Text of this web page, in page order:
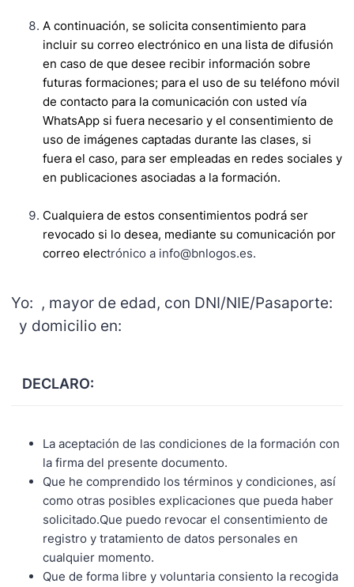
A continuación, se solicita consentimiento para
incluir su correo electrónico en una lista de difusión
en caso de que desee recibir información sobre
futuras formaciones; para el uso de su teléfono móvil
de contacto para la comunicación con usted vía
WhatsApp si fuera necesario y el consentimiento de
uso de imágenes captadas durante las clases, si
fuera el caso, para ser empleadas en redes sociales y
en publicaciones asociadas a la formación.
Cualquiera de estos consentimientos podrá ser
revocado si lo desea, mediante su comunicación por
correo electrónico a info@bnlogos.es.
Yo: , mayor de edad, con DNI/NIE/Pasaporte:
y domicilio en:
DECLARO:
La aceptación de las condiciones de la formación con
la firma del presente documento.
Que he comprendido los términos y condiciones, así
como otras posibles explicaciones que pueda haber
solicitado.Que puedo revocar el consentimiento de
registro y tratamiento de datos personales en
cualquier momento.
Que de forma libre y voluntaria consiento la recogida